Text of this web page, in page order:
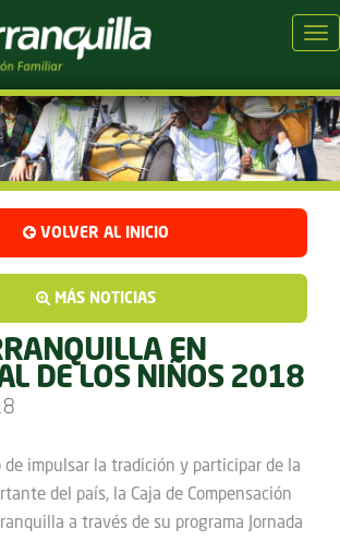
de herramientas
VOLVER AL INICIO
MÁS NOTICIAS
EN
DE LOS NIÑOS 2018
de impulsar la tradición y participar de la
del país, la Caja de Compensación
a través de su programa Jornada